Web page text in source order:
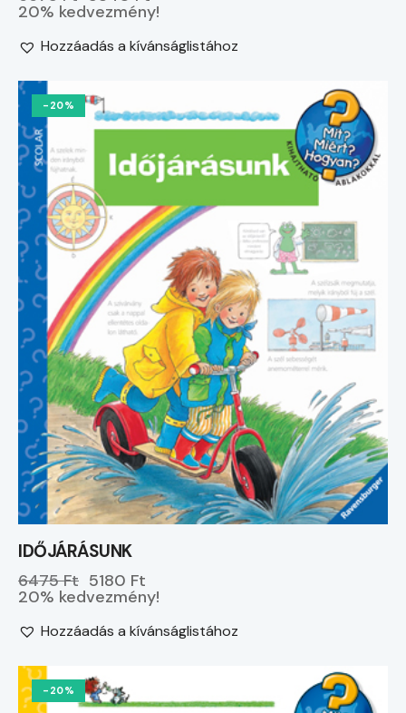
20% kedvezmény!
Hozzáadás a kívánságlistához
-20%
IDŐJÁRÁSUNK
6475 Ft 5180 Ft
20% kedvezmény!
Hozzáadás a kívánságlistához
-20%